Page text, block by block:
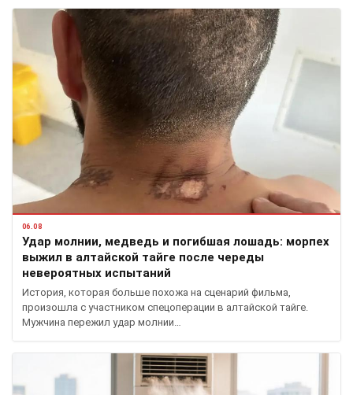
06.08
Удар молнии, медведь и погибшая лошадь: морпех
выжил в алтайской тайге после череды
невероятных испытаний
История, которая больше похожа на сценарий фильма,
произошла с участником спецоперации в алтайской тайге.
Мужчина пережил удар молнии…